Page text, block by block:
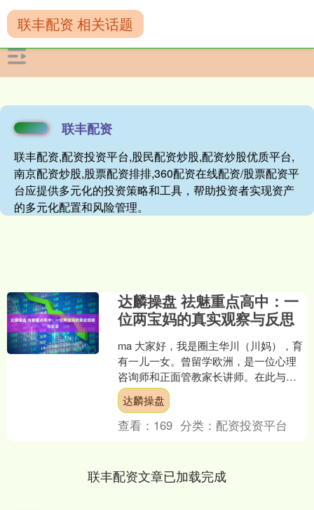
联丰配资
联丰配资,配资投资平台,股民配资炒股,配资炒股优质平台,
南京配资炒股,股票配资排排,360配资在线配资/股票配资平
台应提供多元化的投资策略和工具，帮助投资者实现资产
的多元化配置和风险管理。
联丰配资 相关话题
达麟操盘 祛魅重点高中：一
位两宝妈的真实观察与反思
ma 大家好，我是圈主华川（川妈），育
有一儿一女。曾留学欧洲，是一位心理
咨询师和正面管教家长讲师。在此与您
分享二胎孕、产、育儿知识，以及自家
俩宝的亲子教育经验。....
达麟操盘
查看： 169 分类： 配资投资平台
联丰配资文章已加载完成